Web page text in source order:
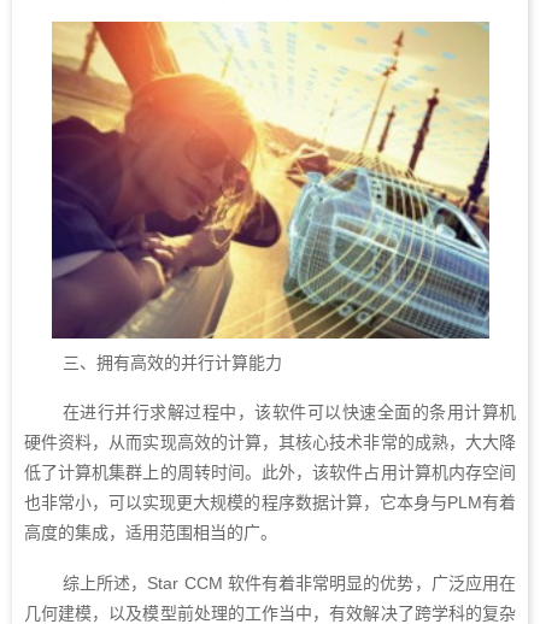
三、拥有高效的并行计算能力
在进行并行求解过程中，该软件可以快速全面的条用计算机
硬件资料，从而实现高效的计算，其核心技术非常的成熟，大大降
低了计算机集群上的周转时间。此外，该软件占用计算机内存空间
也非常小，可以实现更大规模的程序数据计算，它本身与PLM有着
高度的集成，适用范围相当的广。
综上所述，Star CCM 软件有着非常明显的优势，广泛应用在
几何建模，以及模型前处理的工作当中，有效解决了跨学科的复杂